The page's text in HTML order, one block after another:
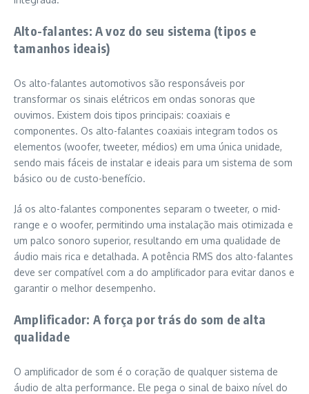
Alto-falantes: A voz do seu sistema (tipos e
tamanhos ideais)
Os alto-falantes automotivos são responsáveis por
transformar os sinais elétricos em ondas sonoras que
ouvimos. Existem dois tipos principais: coaxiais e
componentes. Os alto-falantes coaxiais integram todos os
elementos (woofer, tweeter, médios) em uma única unidade,
sendo mais fáceis de instalar e ideais para um sistema de som
básico ou de custo-benefício.
Já os alto-falantes componentes separam o tweeter, o mid-
range e o woofer, permitindo uma instalação mais otimizada e
um palco sonoro superior, resultando em uma qualidade de
áudio mais rica e detalhada. A potência RMS dos alto-falantes
deve ser compatível com a do amplificador para evitar danos e
garantir o melhor desempenho.
Amplificador: A força por trás do som de alta
qualidade
O amplificador de som é o coração de qualquer sistema de
áudio de alta performance. Ele pega o sinal de baixo nível do